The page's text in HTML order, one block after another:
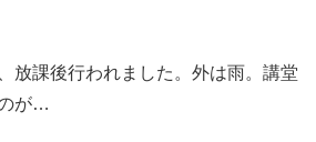
放課後行われました。外は雨。講堂
が…